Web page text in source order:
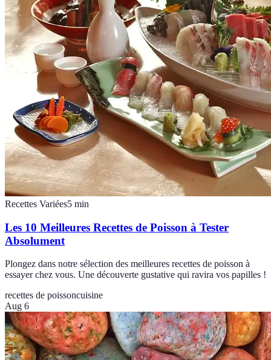
Recettes Variées5 min
Les 10 Meilleures Recettes de Poisson à Tester
Absolument
Plongez dans notre sélection des meilleures recettes de poisson à
essayer chez vous. Une découverte gustative qui ravira vos papilles !
recettes de poissoncuisine
Aug 6